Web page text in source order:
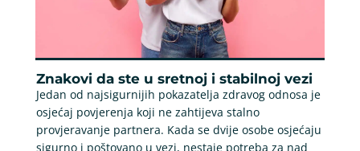
Znakovi da ste u sretnoj i stabilnoj vezi
Jedan od najsigurnijih pokazatelja zdravog odnosa je
osjećaj povjerenja koji ne zahtijeva stalno
provjeravanje partnera. Kada se dvije osobe osjećaju
sigurno i poštovano u vezi, nestaje potreba za nad